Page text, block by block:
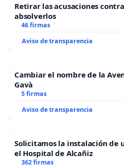
Retirar las acusaciones
absolverlos
46 firmas
Aviso de transparencia
Cambiar el nombre de la
Gavà
5 firmas
Aviso de transparencia
Solicitamos la instalación de
el Hospital de Alcañiz
362 firmas